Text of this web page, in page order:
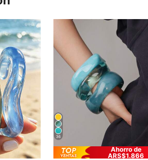
36
Ahorro de
ARS$1.866